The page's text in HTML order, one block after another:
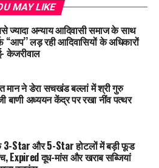
को जल्द शुरू करने के लिए गमाडा के एस्टेट
जारी कर दिए गए हैं। उन्हें नियमों के
जल्द से जल्द जिला सामाजिक सुरक्षा
कहा गया है, ताकि निर्माण कार्य बिना
वृद्धाश्रम के निर्माण से प्रदेश के
आवास, बेहतर देखभाल और
जिससे उनकी सामाजिक और
सकेगी।
MAY LIKE
ज्यादा अन्याय आदिवासी समाज के साथ
‘‘आप’’ लड़ रही आदिवासियों के अधिकारों
केजरीवाल
मान ने डेरा सचखंड बल्लां में श्री गुरु
बाणी अध्ययन केंद्र पर रखा नींव पत्थर
Star और 5-Star होटलों में बड़ी फूड
Expired दूध-मांस और खराब सब्जियां